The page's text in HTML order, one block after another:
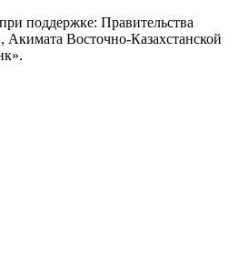
поддержке: Правительства
Акимата Восточно-Казахстанской